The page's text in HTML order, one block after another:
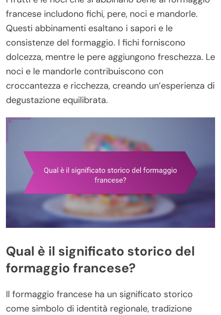
francese includono fichi, pere, noci e mandorle.
Questi abbinamenti esaltano i sapori e le
consistenze del formaggio. I fichi forniscono
dolcezza, mentre le pere aggiungono freschezza. Le
noci e le mandorle contribuiscono con
croccantezza e ricchezza, creando un’esperienza di
degustazione equilibrata.
Qual è il significato storico del
formaggio francese?
Il formaggio francese ha un significato storico
come simbolo di identità regionale, tradizione